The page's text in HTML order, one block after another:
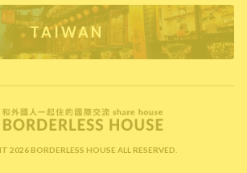
TAIWAN
2026 BORDERLESS HOUSE ALL RESERVED.